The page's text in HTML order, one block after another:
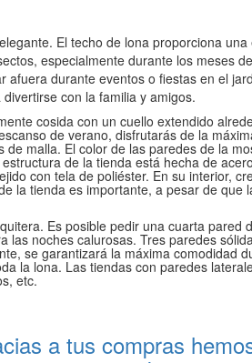
El techo de lona proporciona
especialmente durante los meses
durante eventos o fiestas en el
con la familia y amigos.
cosida con un cuello extendido
de verano, disfrutarás de la
malla. El color de las paredes de la
de la tienda está hecha de
con tela de poliéster. En su interior,
la tienda es importante, a pesar de que
Es posible pedir una cuarta pared
noches calurosas. Tres paredes
se garantizará la máxima comodidad
la lona. Las tiendas con paredes
etc.
a tus compras